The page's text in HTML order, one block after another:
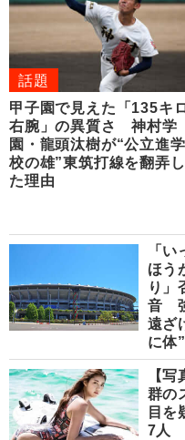
話題
甲子園で見えた「135キ
右腕」の異質さ 神村学
園・龍頭汰樹が“公立進学
校の雄”東筑打線を翻弄し
た理由
「
ほう
り」
音
遠ざ
に体
【
群の
目を
7人